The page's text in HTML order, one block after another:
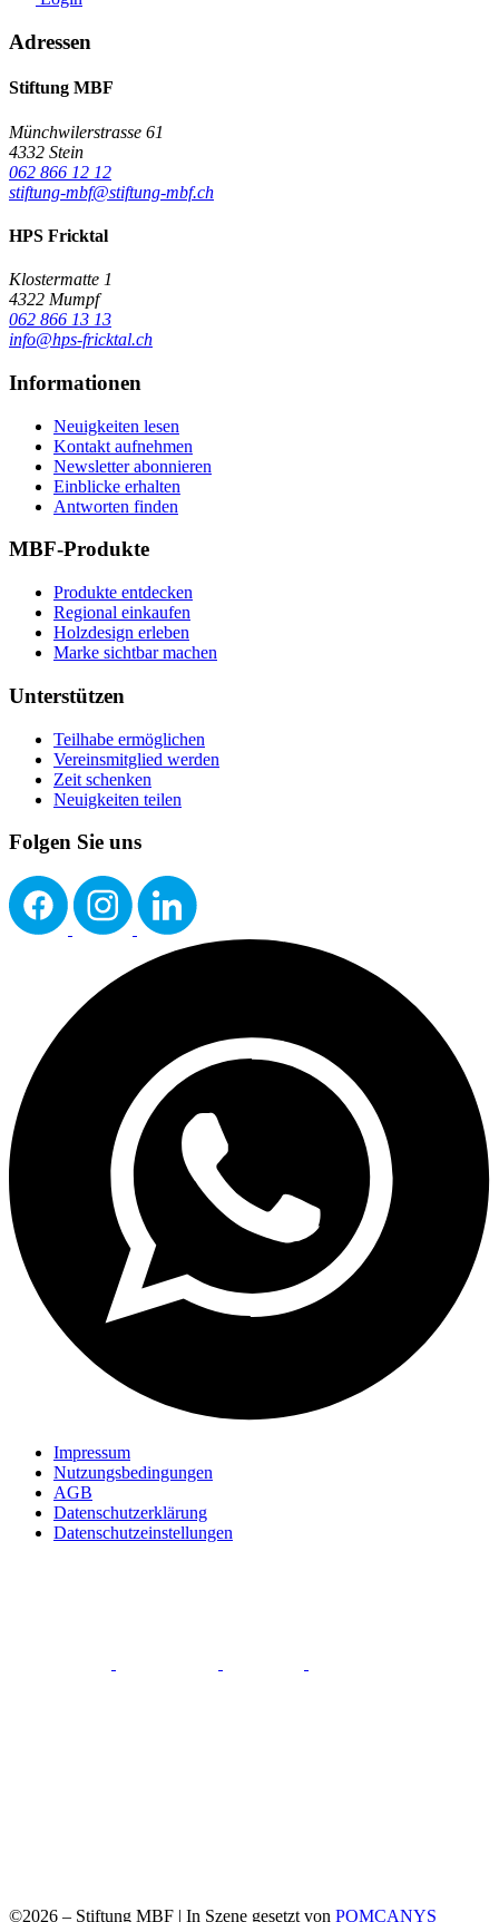
Adressen
Stiftung MBF
Münchwilerstrasse 61
4332 Stein
062 866 12 12
stiftung-mbf@stiftung-mbf.ch
HPS Fricktal
Klostermatte 1
4322 Mumpf
062 866 13 13
info@hps-fricktal.ch
Informationen
Neuigkeiten lesen
Kontakt aufnehmen
Newsletter abonnieren
Einblicke erhalten
Antworten finden
MBF-Produkte
Produkte entdecken
Regional einkaufen
Holzdesign erleben
Marke sichtbar machen
Unterstützen
Teilhabe ermöglichen
Vereinsmitglied werden
Zeit schenken
Neuigkeiten teilen
Folgen Sie uns
Impressum
Nutzungsbedingungen
AGB
Datenschutzerklärung
Datenschutzeinstellungen
©2026 – Stiftung MBF | In Szene gesetzt von POMCANYS